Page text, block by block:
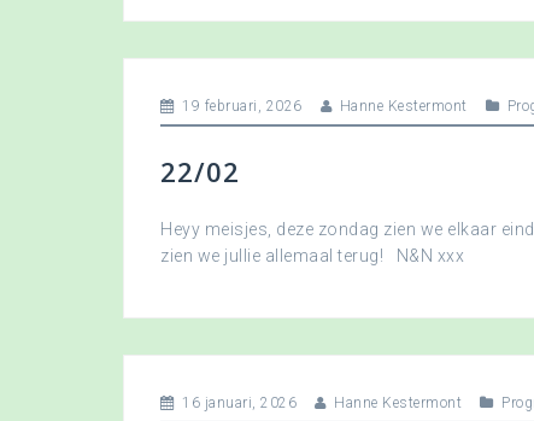
19 februari, 2026 Hanne Kestermont
22/02
Heyy meisjes, deze zondag zien we elkaar
zien we jullie allemaal terug! N&N xxx
16 januari, 2026 Hanne Kestermont